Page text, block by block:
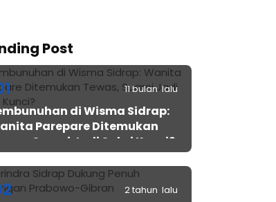
Post
11 bulan lalu
di Wisma Sidrap:
Parepare Ditemukan
Suami Jadi Saksi Kunci?
2 tahun lalu